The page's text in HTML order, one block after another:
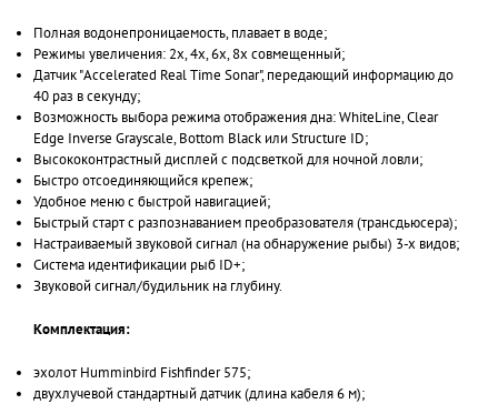
Полная водонепроницаемость, плавает в воде;
Режимы увеличения: 2х, 4х, 6х, 8x совмещенный;
Датчик "Accelerated Real Time Sonar", передающий информацию до
40 раз в секунду;
Возможность выбора режима отображения дна: WhiteLine, Clear
Edge Inverse Grayscale, Bottom Black или Structure ID;
Высококонтрастный дисплей с подсветкой для ночной ловли;
Быстро отсоединяющийся крепеж;
Удобное меню с быстрой навигацией;
Быстрый старт с разпознаванием преобразователя (трансдьюсера);
Настраиваемый звуковой сигнал (на обнаружение рыбы) 3-х видов;
Система идентификации рыб ID+;
Звуковой сигнал/будильник на глубину.
Комплектация:
эхолот Humminbird Fishfinder 575;
двухлучевой стандартный датчик (длина кабеля 6 м);